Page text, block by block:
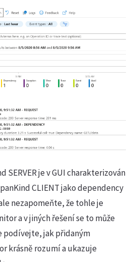
SERVER je v GUI charakterizován
CLIENT jako dependency
nezapomeňte, že tohle je
a v jiných řešení se to může
podívejte, jak přidaným
krásně rozumí a ukazuje